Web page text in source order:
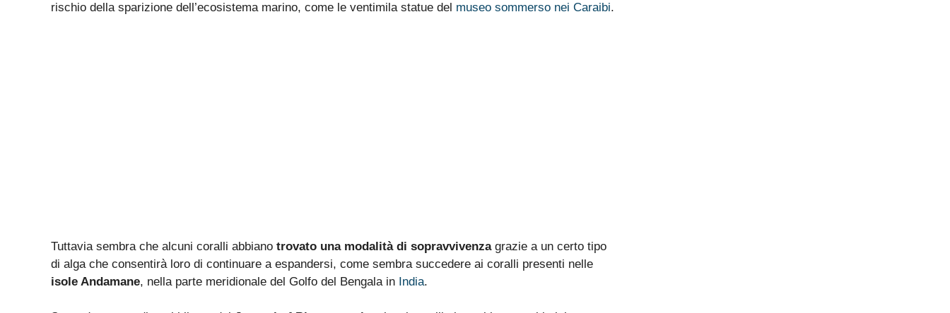
rischio della sparizione dell’ecosistema marino, come le ventimila statue del museo sommerso nei Caraibi.
Tuttavia sembra che alcuni coralli abbiano trovato una modalità di sopravvivenzagrazie a un certo tipo
di alga che consentirà loro di continuare a espandersi, come sembra succedere ai coralli presenti nelle
isole Andamane, nella parte meridionale del Golfo del Bengala in India.